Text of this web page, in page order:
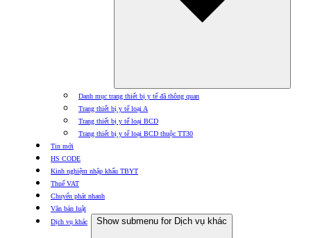
Danh mục trang thiết bị y tế đã thông quan
Trang thiết bị y tế loại A
Trang thiết bị y tế loại BCD
Trang thiết bị y tế loại BCD thuộc TT30
Tin mới
HS CODE
Kinh nghiệm nhập khẩu TBYT
Thuế VAT
Chuyển phát nhanh
Văn bản luật
Dịch vụ khác
Show submenu for Dịch vụ khác